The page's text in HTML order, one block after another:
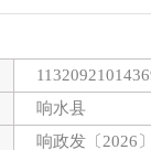
响水县
响政发〔2026